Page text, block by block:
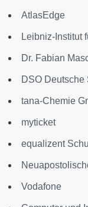
AtlasEdge
Leibniz-Institut
Dr. Fabian
DSO Deutsche
tana-Chemie
myticket
equalizent
Vodafone